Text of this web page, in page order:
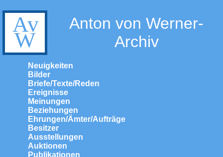
Anton von Werner-
Archiv
Neuigkeiten
Bilder
Briefe/Texte/Reden
Ereignisse
Meinungen
Beziehungen
Ehrungen/Ämter/Aufträge
Besitzer
Ausstellungen
Auktionen
Publikationen